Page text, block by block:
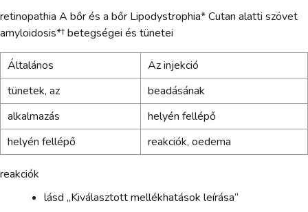
retinopathia A bőr és a bőr Lipodystrophia* Cutan alatti szövet
amyloidosis*† betegségei és tünetei
Általános
Az injekció
tünetek, az
beadásának
alkalmazás
helyén fellépő
helyén fellépő
reakciók, oedema
reakciók
lásd „Kiválasztott mellékhatások leírása”